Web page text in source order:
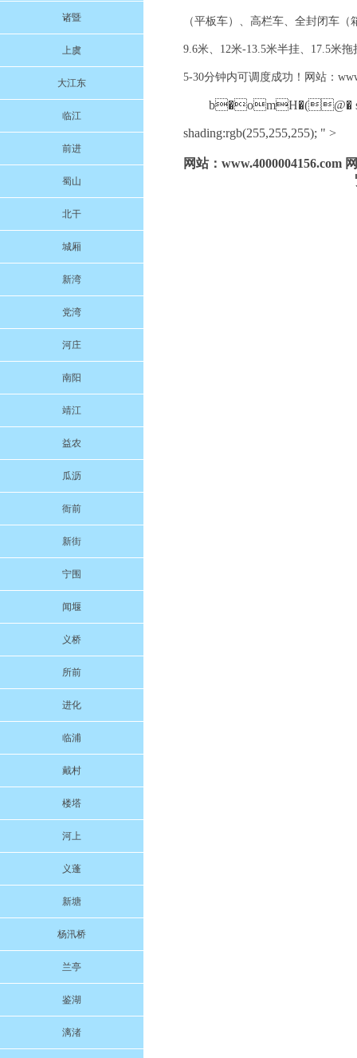
诸暨
上虞
大江东
临江
前进
蜀山
北干
城厢
新湾
党湾
河庄
南阳
靖江
益农
瓜沥
衙前
新街
宁围
闻堰
义桥
所前
进化
临浦
戴村
楼塔
河上
义蓬
新塘
杨汛桥
兰亭
鉴湖
漓渚
（平板车）、高栏车、全封闭车
9.6米、12米-13.5米半挂、17.5米
5-30分钟内可调度成功！网站：
b�omH�(@�
shading:rgb(255,255,255); " >
网站：www.4000004156.com